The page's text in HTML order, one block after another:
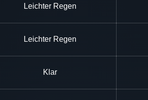
Leichter Regen
Leichter Regen
Klar